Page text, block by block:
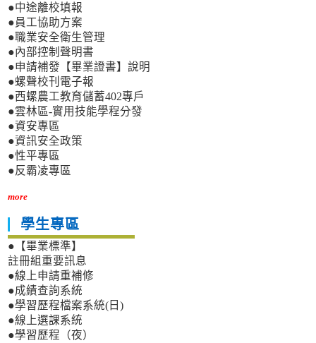
●中途離校填報
●員工協助方案
●職業安全衛生管理
●內部控制聲明書
●申請補發【畢業證書】說明
●螺聲校刊電子報
●西螺農工教育儲蓄402專戶
●雲林區-實用技能學程分發
●資安專區
●資訊安全政策
●性平專區
●反霸凌專區
more
學生專區
●【畢業標準】
註冊組重要訊息
●線上申請重補修
●成績查詢系統
●學習歷程檔案系統(日)
●線上選課系統
●學習歷程（夜）